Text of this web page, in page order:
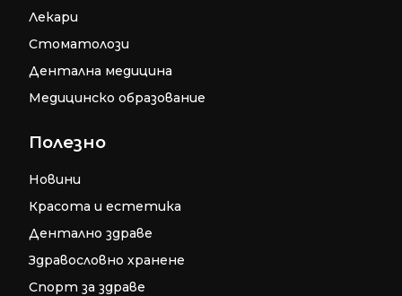
Лекари
Стоматолози
Дентална медицина
Медицинско образование
Полезно
Новини
Красота и естетика
Дентално здраве
Здравословно хранене
Спорт за здраве